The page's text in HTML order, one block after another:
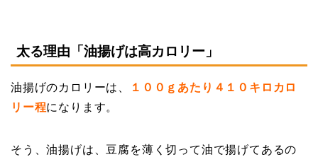
太る理由「油揚げは高カロリー」
油揚げのカロリーは、
１００ｇあたり４１０キロカロ
リー程になります。
そう、油揚げは、豆腐を薄く切って油で揚げてあるの